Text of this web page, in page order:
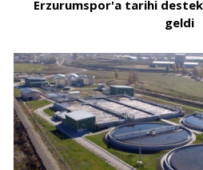
Erzurumspor'a tarihi
geldi